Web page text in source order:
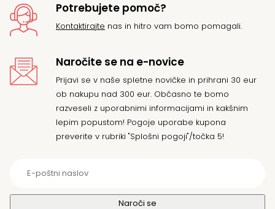
Potrebujete pomoč?
Kontaktirajte nas in hitro vam bomo pomagali.
Naročite se na e-novice
Prijavi se v naše spletne novičke in prihrani 30 eur
ob nakupu nad 300 eur. Občasno te bomo
razveseli z uporabnimi informacijami in kakšnim
lepim popustom! Pogoje uporabe kupona
preverite v rubriki "Splošni pogoji"/točka 5!